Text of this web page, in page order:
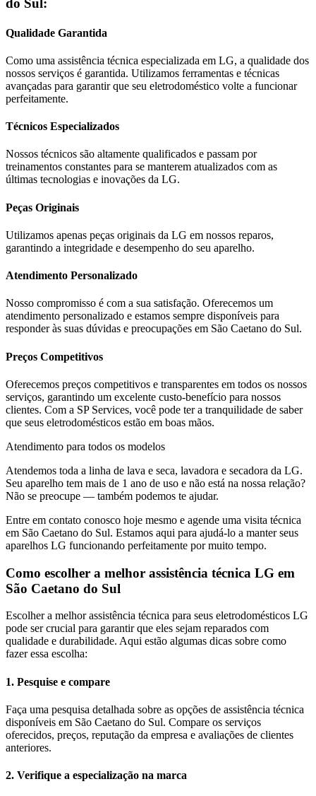
do Sul:
Qualidade Garantida
Como uma assistência técnica especializada em LG, a qualidade dos
nossos serviços é garantida. Utilizamos ferramentas e técnicas
avançadas para garantir que seu eletrodoméstico volte a funcionar
perfeitamente.
Técnicos Especializados
Nossos técnicos são altamente qualificados e passam por
treinamentos constantes para se manterem atualizados com as
últimas tecnologias e inovações da LG.
Peças Originais
Utilizamos apenas peças originais da LG em nossos reparos,
garantindo a integridade e desempenho do seu aparelho.
Atendimento Personalizado
Nosso compromisso é com a sua satisfação. Oferecemos um
atendimento personalizado e estamos sempre disponíveis para
responder às suas dúvidas e preocupações em São Caetano do Sul.
Preços Competitivos
Oferecemos preços competitivos e transparentes em todos os nossos
serviços, garantindo um excelente custo-benefício para nossos
clientes. Com a SP Services, você pode ter a tranquilidade de saber
que seus eletrodomésticos estão em boas mãos.
Atendimento para todos os modelos
Atendemos toda a linha de lava e seca, lavadora e secadora da LG.
Seu aparelho tem mais de 1 ano de uso e não está na nossa relação?
Não se preocupe — também podemos te ajudar.
Entre em contato conosco hoje mesmo e agende uma visita técnica
em São Caetano do Sul. Estamos aqui para ajudá-lo a manter seus
aparelhos LG funcionando perfeitamente por muito tempo.
Como escolher a melhor assistência técnica LG em
São Caetano do Sul
Escolher a melhor assistência técnica para seus eletrodomésticos LG
pode ser crucial para garantir que eles sejam reparados com
qualidade e durabilidade. Aqui estão algumas dicas sobre como
fazer essa escolha:
1. Pesquise e compare
Faça uma pesquisa detalhada sobre as opções de assistência técnica
disponíveis em São Caetano do Sul. Compare os serviços
oferecidos, preços, reputação da empresa e avaliações de clientes
anteriores.
2. Verifique a especialização na marca